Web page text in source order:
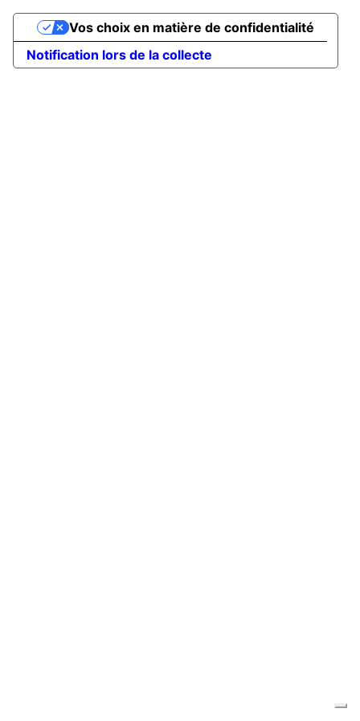
Notification lors de la collecte
Vos choix en matière de confidentialité